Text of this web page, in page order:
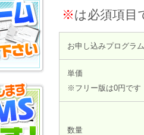
※は必須項目
お申し込みプログラ
単価
※フリー版は0円です
数量